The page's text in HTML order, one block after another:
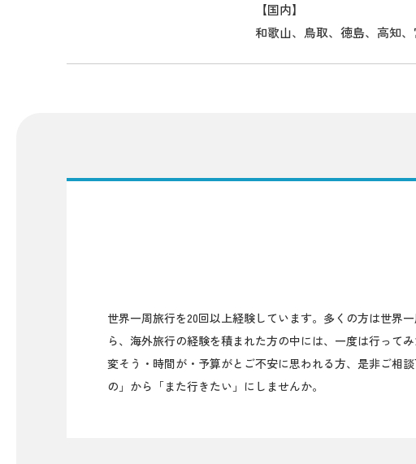
【国内】
和歌山、鳥取、徳島、高知
世界一周旅行を20回以上経験しています。多くの方は世界
ら、海外旅行の経験を積まれた方の中には、一度は行って
変そう・時間が・予算がとご不安に思われる方、是非ご相
の」から「また行きたい」にしませんか。